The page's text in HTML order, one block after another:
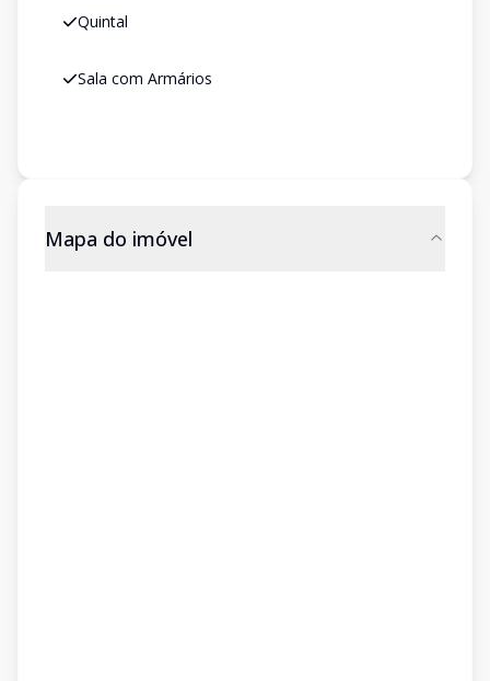
Quintal
Sala com Armários
Mapa do imóvel